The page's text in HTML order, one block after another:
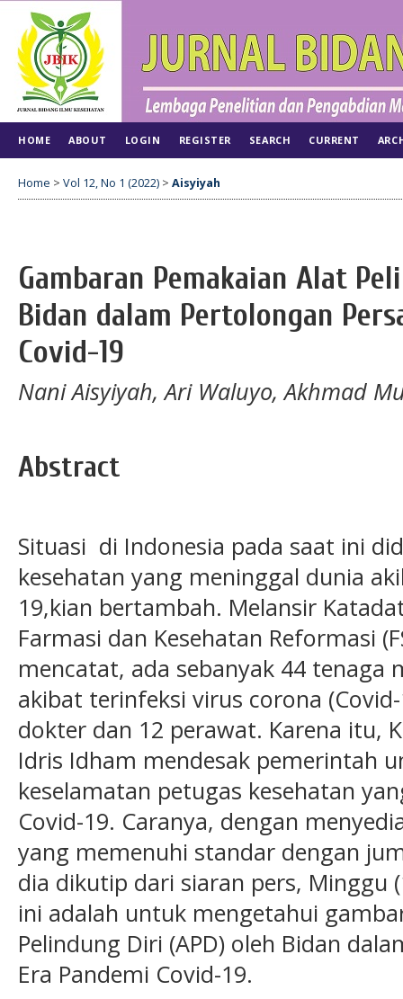
HOME ABOUT LOGIN REGISTER SEARCH CURRENT
Home > Vol 12, No 1 (2022) > Aisyiyah
Gambaran Pemakaian Alat
Bidan dalam Pertolongan
Covid-19
Nani Aisyiyah, Ari Waluyo, Akhmad
Abstract
Situasi di Indonesia pada saat ini
kesehatan yang meninggal dunia
19,kian bertambah. Melansir
Farmasi dan Kesehatan Reformasi
mencatat, ada sebanyak 44 tenaga
akibat terinfeksi virus corona
dokter dan 12 perawat. Karena itu,
Idris Idham mendesak pemerintah
keselamatan petugas kesehatan
Covid-19. Caranya, dengan
yang memenuhi standar dengan
dia dikutip dari siaran pers, Minggu
ini adalah untuk mengetahui
Pelindung Diri (APD) oleh Bidan
Era Pandemi Covid-19.